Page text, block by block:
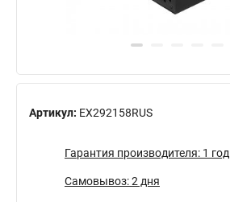
Артикул: EX292158RUS
Гарантия производителя: 1 год
Самовывоз: 2 дня